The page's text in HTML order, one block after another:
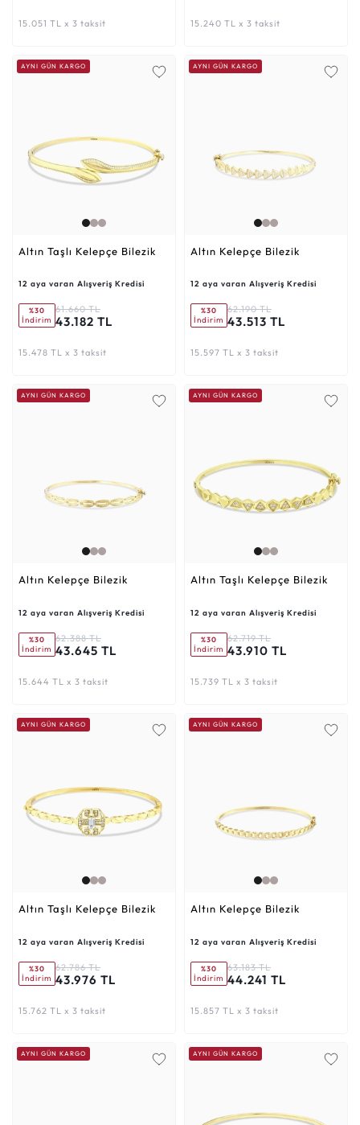
15.051 TL x 3 taksit 15.240 TL x 3 taksit
AYNI GÜN KARGO
Altın Taşlı Kelepçe Bilezik
12 aya varan Alışveriş Kredisi
%30
İndirim
61.660 TL
43.182 TL
15.478 TL x 3 taksit
AYNI GÜN KARGO
Altın Kelepçe Bilezik
12 aya varan Alışveriş Kredisi
%30
İndirim
62.190 TL
43.513 TL
15.597 TL x 3 taksit
AYNI GÜN KARGO
Altın Kelepçe Bilezik
12 aya varan Alışveriş Kredisi
%30
İndirim
62.388 TL
43.645 TL
15.644 TL x 3 taksit
AYNI GÜN KARGO
Altın Taşlı Kelepçe Bilezik
12 aya varan Alışveriş Kredisi
%30
İndirim
62.719 TL
43.910 TL
15.739 TL x 3 taksit
AYNI GÜN KARGO
Altın Taşlı Kelepçe Bilezik
12 aya varan Alışveriş Kredisi
%30
İndirim
62.786 TL
43.976 TL
15.762 TL x 3 taksit
AYNI GÜN KARGO
Altın Kelepçe Bilezik
12 aya varan Alışveriş Kredisi
%30
İndirim
63.183 TL
44.241 TL
15.857 TL x 3 taksit
AYNI GÜN KARGO AYNI GÜN KARGO